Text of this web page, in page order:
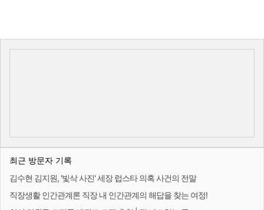
최근 방문자 기록
김수현 김지원, '빛삭 사진' 세장 럽스타 의혹 사건의 전말
직장생활 인간관계론 직장 내 인간관계의 해답을 찾는 여정!